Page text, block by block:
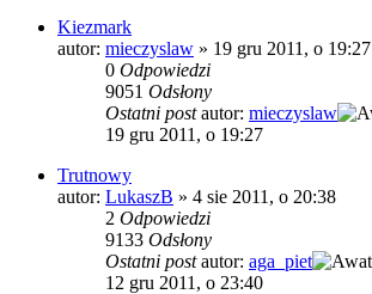
Kiezmark
autor: mieczyslaw » 19 gru 2011, o 19:27
0 Odpowiedzi
9051 Odsłony
Ostatni postautor: mieczyslaw
19 gru 2011, o 19:27
Trutnowy
autor: LukaszB » 4 sie 2011, o 20:38
2 Odpowiedzi
9133 Odsłony
Ostatni postautor: aga_piet
12 gru 2011, o 23:40